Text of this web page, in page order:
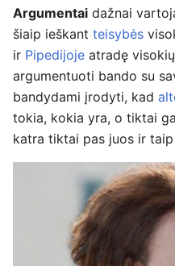
Argumentai dažnai
šiaip ieškant teisybės
ir Pipedijoje atradę visokių
argumentuoti bando su
bandydami įrodyti, kad
tokia, kokia yra, o tiktai
katra tiktai pas juos ir